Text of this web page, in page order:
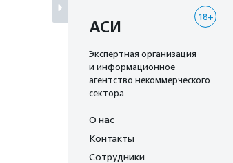
18+
АСИ
Экспертная организация
и информационное
агентство некоммерческого
сектора
О нас
Контакты
Сотрудники